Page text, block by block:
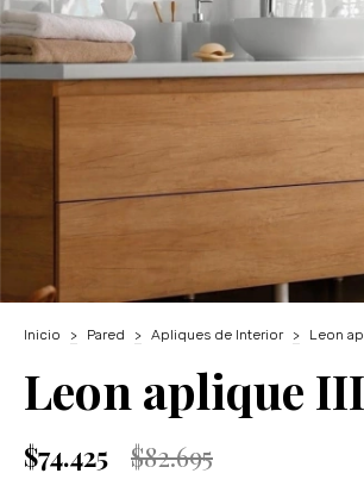
Inicio > Pared > Apliques de Interior > Leon
Leon aplique III
$74.425 $82.695